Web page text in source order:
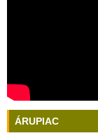
ÁRUPIAC